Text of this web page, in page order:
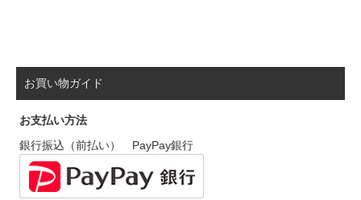
お買い物ガイド
お支払い方法
銀行振込（前払い） PayPay銀行